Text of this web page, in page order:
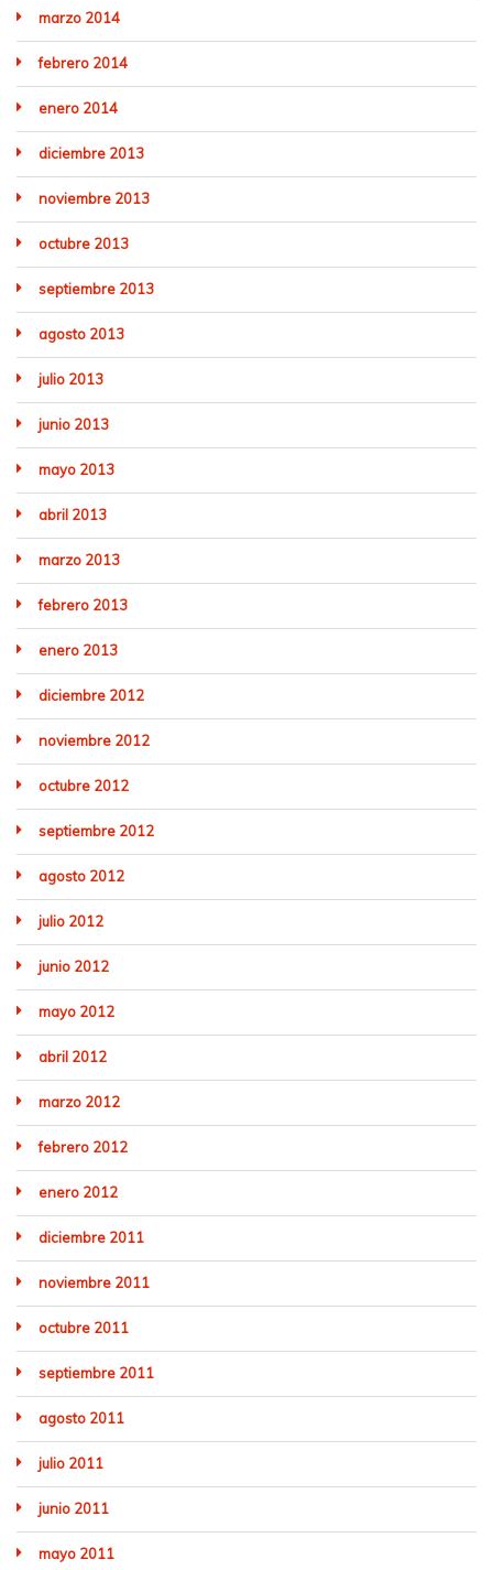
marzo 2014
febrero 2014
enero 2014
diciembre 2013
noviembre 2013
octubre 2013
septiembre 2013
agosto 2013
julio 2013
junio 2013
mayo 2013
abril 2013
marzo 2013
febrero 2013
enero 2013
diciembre 2012
noviembre 2012
octubre 2012
septiembre 2012
agosto 2012
julio 2012
junio 2012
mayo 2012
abril 2012
marzo 2012
febrero 2012
enero 2012
diciembre 2011
noviembre 2011
octubre 2011
septiembre 2011
agosto 2011
julio 2011
junio 2011
mayo 2011